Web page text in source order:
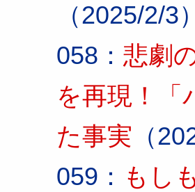
（2025/2/3）
058： 悲劇
を再現！
た事実 （
059： もし